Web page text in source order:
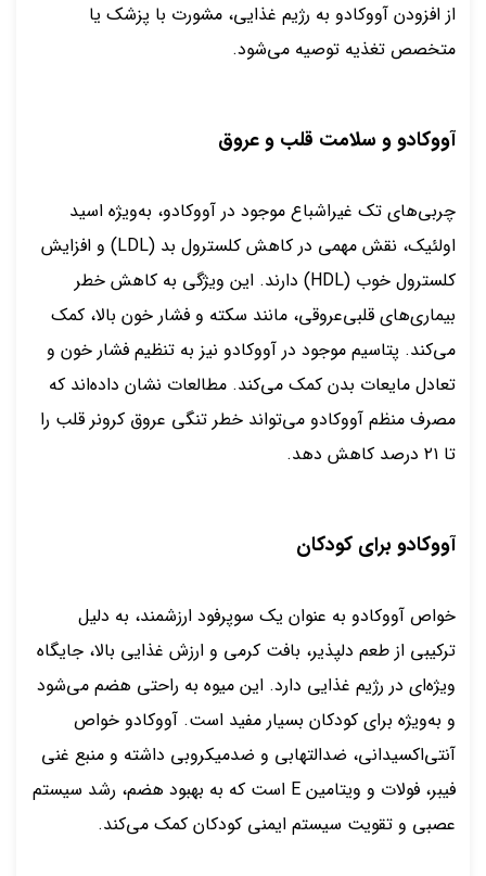
از افزودن آووکادو به رژیم غذایی، مشورت با پزشک یا
متخصص تغذیه توصیه می‌شود.
آووکادو و سلامت قلب و عروق
چربی‌های تک غیراشباع موجود در آووکادو، به‌ویژه اسید
اولئیک، نقش مهمی در کاهش کلسترول بد (LDL) و افزایش
کلسترول خوب (HDL) دارند. این ویژگی به کاهش خطر
بیماری‌های قلبی‌عروقی، مانند سکته و فشار خون بالا، کمک
می‌کند. پتاسیم موجود در آووکادو نیز به تنظیم فشار خون و
تعادل مایعات بدن کمک می‌کند. مطالعات نشان داده‌اند که
مصرف منظم آووکادو می‌تواند خطر تنگی عروق کرونر قلب را
تا ۲۱ درصد کاهش دهد.
آووکادو برای کودکان
خواص آووکادو به عنوان یک سوپرفود ارزشمند، به دلیل
ترکیبی از طعم دلپذیر، بافت کرمی و ارزش غذایی بالا، جایگاه
ویژه‌ای در رژیم غذایی دارد. این میوه به راحتی هضم می‌شود
و به‌ویژه برای کودکان بسیار مفید است. آووکادو خواص
آنتی‌اکسیدانی، ضدالتهابی و ضدمیکروبی داشته و منبع غنی
فیبر، فولات و ویتامین E است که به بهبود هضم، رشد سیستم
عصبی و تقویت سیستم ایمنی کودکان کمک می‌کند.